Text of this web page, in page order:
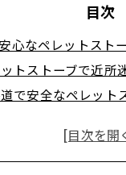
目次
心なペレットスト
トストーブで近所
で安全なペレット
ットストーブ運用時